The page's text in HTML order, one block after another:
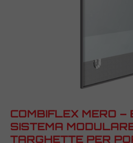
COMBIFLEX MERO –
SISTEMA
TARGHETTE PER